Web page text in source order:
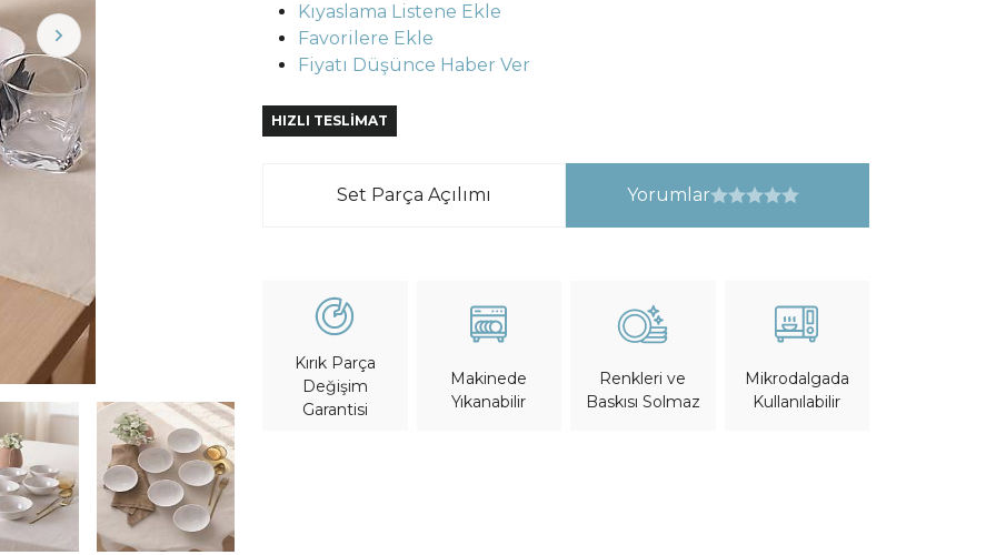
Kıyaslama Listene Ekle
Favorilere Ekle
Fiyatı Düşünce Haber Ver
HIZLI TESLİMAT
Set Parça Açılımı Yorumlar
Kırık Parça
Değişim
Garantisi
Makinede
Yıkanabilir
Renkleri ve
Baskısı Solmaz
Mikrodalgada
Kullanılabilir